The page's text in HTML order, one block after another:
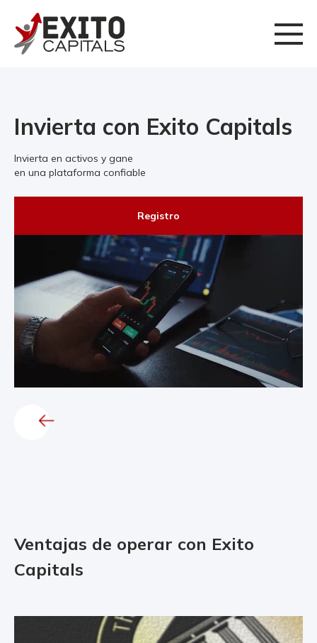
Invierta con Exito Capitals
Invierta en activos y gane
en una plataforma confiable
Registro
Ventajas de operar con Exito
Capitals